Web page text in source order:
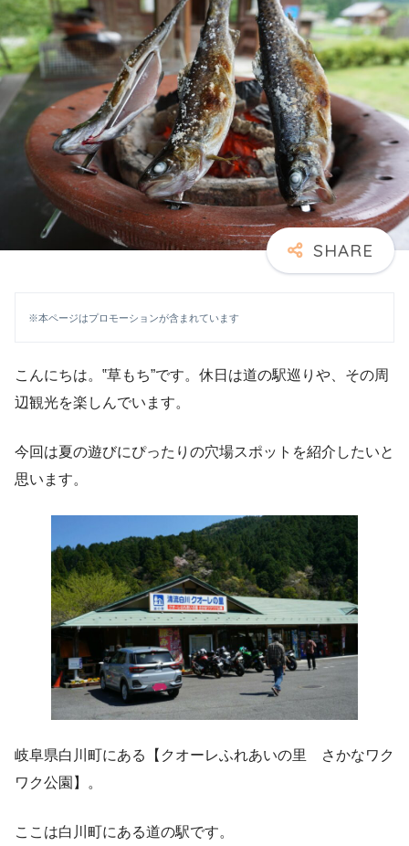
※本ページはプロモーションが含まれています
こんにちは。‟草もち”です。休日は道の駅巡りや、その周
辺観光を楽しんでいます。
今回は夏の遊びにぴったりの穴場スポットを紹介したいと
思います。
岐阜県白川町にある【クオーレふれあいの里 さかなワク
ワク公園】。
ここは白川町にある道の駅です。